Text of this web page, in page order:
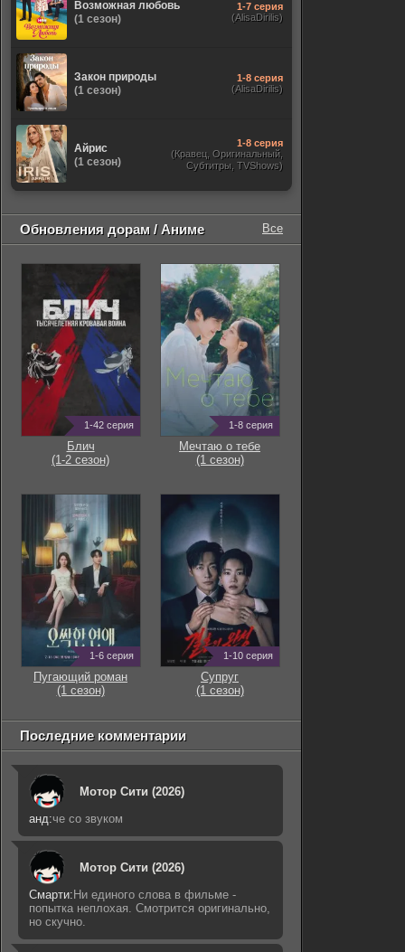
Возможная любовь
(1 сезон)
1-7 серия
(AlisaDirilis)
Закон природы
(1 сезон)
1-8 серия
(AlisaDirilis)
Айрис
(1 сезон)
1-8 серия
(Кравец, Оригинальный,
Субтитры, TVShows)
Обновления дорам / Аниме Все
1-42 серия
Блич
(1-2 сезон)
1-8 серия
Мечтаю о тебе
(1 сезон)
1-6 серия
Пугающий роман
(1 сезон)
1-10 серия
Супруг
(1 сезон)
Последние комментарии
Мотор Сити (2026)
анд:че со звуком
Мотор Сити (2026)
Смарти: Ни единого слова в фильме -
попытка неплохая. Смотрится оригинально,
но скучно.